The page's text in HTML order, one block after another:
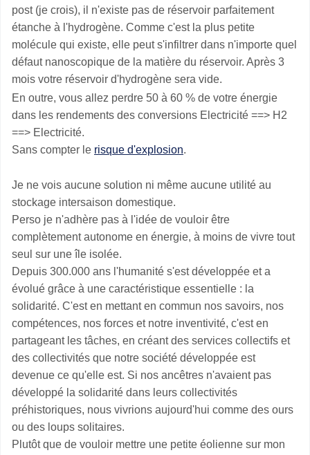
post (je crois), il n'existe pas de réservoir parfaitement
étanche à l'hydrogène. Comme c'est la plus petite
molécule qui existe, elle peut s'infiltrer dans n'importe quel
défaut nanoscopique de la matière du réservoir. Après 3
mois votre réservoir d'hydrogène sera vide.
En outre, vous allez perdre 50 à 60 % de votre énergie
dans les rendements des conversions Electricité ==> H2
==> Electricité.
Sans compter le risque d'explosion.
Je ne vois aucune solution ni même aucune utilité au
stockage intersaison domestique.
Perso je n'adhère pas à l'idée de vouloir être
complètement autonome en énergie, à moins de vivre tout
seul sur une île isolée.
Depuis 300.000 ans l'humanité s'est développée et a
évolué grâce à une caractéristique essentielle : la
solidarité. C'est en mettant en commun nos savoirs, nos
compétences, nos forces et notre inventivité, c'est en
partageant les tâches, en créant des services collectifs et
des collectivités que notre société développée est
devenue ce qu'elle est. Si nos ancêtres n'avaient pas
développé la solidarité dans leurs collectivités
préhistoriques, nous vivrions aujourd'hui comme des ours
ou des loups solitaires.
Plutôt que de vouloir mettre une petite éolienne sur mon